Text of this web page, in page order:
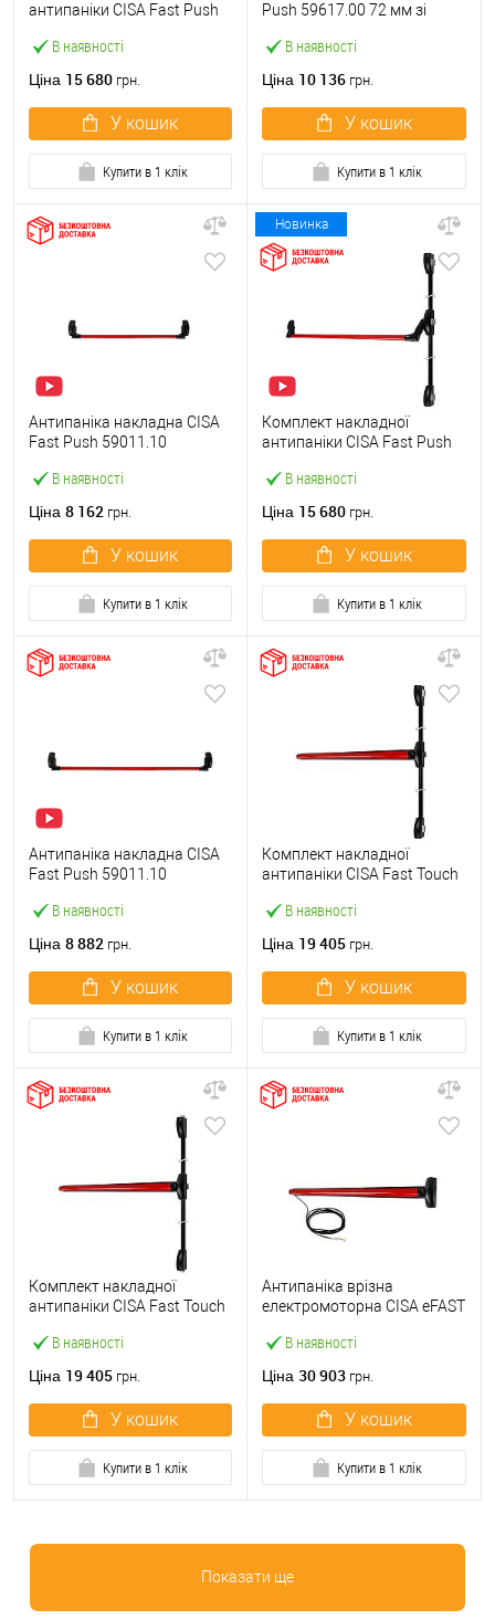
В наявності
антипаніки CISA Fast Push
точковий вверх-вниз
Ціна 15 680 грн.
У кошик
Купити в 1 клік
В наявності
Push 59617.00 72 мм зі
Ціна 10 136 грн.
У кошик
Купити в 1 клік
В наявності
Антипаніка накладна CISA
Fast Push 59011.10
штангою 900 мм червона
Ціна 8 162 грн.
У кошик
Купити в 1 клік
Новинка
В наявності
Комплект накладної
антипаніки CISA Fast Push
точковий вбік червона
Ціна 15 680 грн.
У кошик
Купити в 1 клік
В наявності
Антипаніка накладна CISA
Fast Push 59011.10
штангою 1500 мм червона
Ціна 8 882 грн.
У кошик
Купити в 1 клік
В наявності
Комплект накладної
антипаніки CISA Fast Touch
точковий вбік червона
Ціна 19 405 грн.
У кошик
Купити в 1 клік
В наявності
Комплект накладної
антипаніки CISA Fast Touch
точковий вверх-вниз
Ціна 19 405 грн.
У кошик
Купити в 1 клік
В наявності
Антипаніка врізна
електромоторна CISA eFAST
Ціна 30 903 грн.
У кошик
Купити в 1 клік
Показати ще